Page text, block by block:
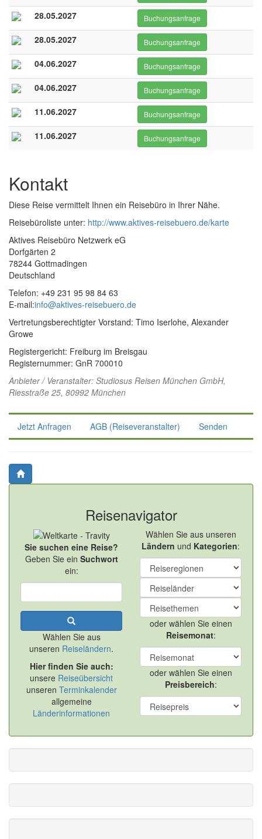
28.05.2027 Buchungsanfrage
28.05.2027 Buchungsanfrage
04.06.2027 Buchungsanfrage
04.06.2027 Buchungsanfrage
11.06.2027 Buchungsanfrage
11.06.2027 Buchungsanfrage
Kontakt
Diese Reise vermittelt Ihnen ein Reisebüro in Ihrer Nähe.
Reisebüroliste unter: http://www.aktives-reisebuero.de/karte
Aktives Reisebüro Netzwerk eG
Dorfgärten 2
78244 Gottmadingen
Deutschland
Telefon: +49 231 95 98 84 63
E-mail:info@aktives-reisebuero.de
Vertretungsberechtigter Vorstand: Timo Iserlohe, Alexander
Growe
Registergericht: Freiburg im Breisgau
Registernummer: GnR 700010
Anbieter / Veranstalter: Studiosus Reisen München GmbH,
Riesstraße 25, 80992 München
Jetzt Anfragen AGB (Reiseveranstalter) Senden
Reisenavigator
Sie suchen eine Reise?
Geben Sie ein Suchwort
ein:
Wählen Sie aus
unseren Reiseländern.
Hier finden Sie auch:
unsere Reiseübersicht
unseren Terminkalender
allgemeine
Länderinformationen
Wählen Sie aus unseren
Ländern und Kategorien:
oder wählen Sie einen
Reisemonat:
oder wählen Sie einen
Preisbereich: